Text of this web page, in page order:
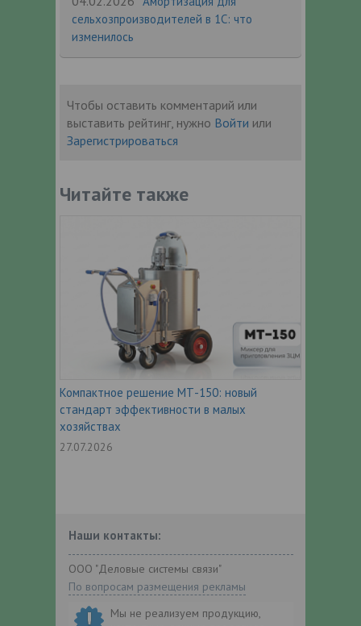
сельхозпроизводителей в 1С: что
изменилось
Чтобы оставить комментарий или
выставить рейтинг, нужно Войти или
Зарегистрироваться
Читайте также
Компактное решение МТ-150: новый
стандарт эффективности в малых
хозяйствах
27.07.2026
Наши контакты:
ООО "Деловые системы связи"
По вопросам размещения рекламы
Мы не реализуем продукцию,